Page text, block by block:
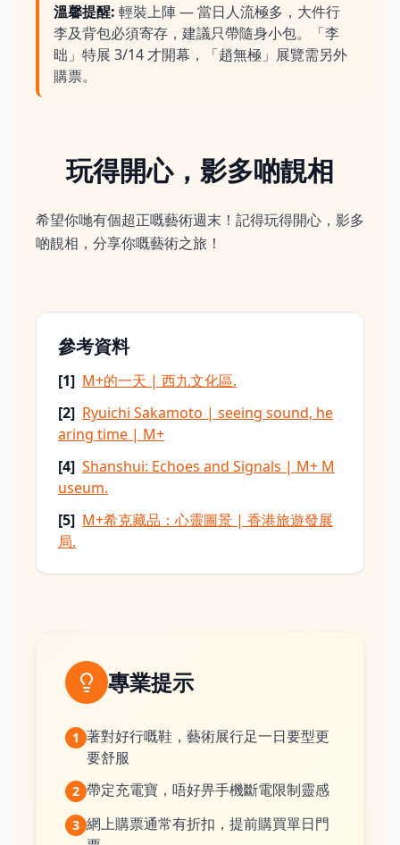
溫馨提醒: 輕裝上陣 — 當日人流極多，大件行
李及背包必須寄存，建議只帶隨身小包。「李
昢」特展 3/14 才開幕，「趙無極」展覽需另外
購票。
玩得開心，影多啲靚相
希望你哋有個超正嘅藝術週末！記得玩得開心，影多
啲靚相，分享你嘅藝術之旅！
參考資料
[1] M+的一天 | 西九文化區.
[2] Ryuichi Sakamoto | seeing sound, he
aring time | M+
[4] Shanshui: Echoes and Signals | M+ M
useum.
[5] M+希克藏品：心靈圖景 | 香港旅遊發展
局.
專業提示
1 著對好行嘅鞋，藝術展行足一日要型更
要舒服
2 帶定充電寶，唔好畀手機斷電限制靈感
3 網上購票通常有折扣，提前購買單日門